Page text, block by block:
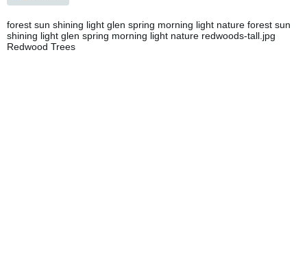
forest sun shining light glen spring morning light nature forest sun
shining light glen spring morning light nature redwoods-tall.jpg
Redwood Trees